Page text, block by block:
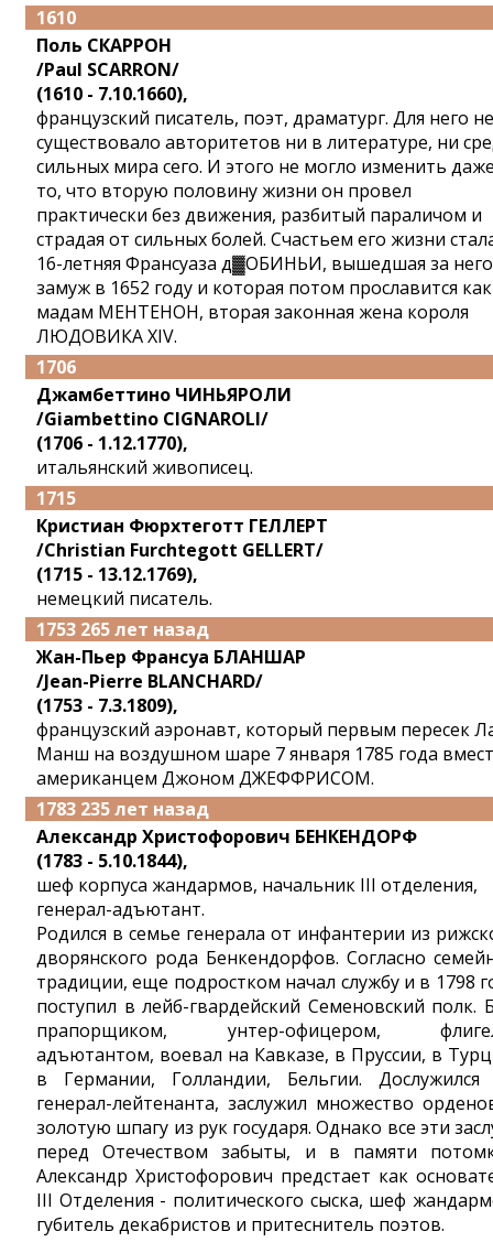
1610
Поль СКАРРОН
/Paul SCARRON/
(1610 - 7.10.1660),
французский писатель, поэт, драматург. Для него не
существовало авторитетов ни в литературе, ни
сильных мира сего. И этого не могло изменить
то, что вторую половину жизни он провел
практически без движения, разбитый параличом и
страдая от сильных болей. Счастьем его жизни
16-летняя Франсуаза д▓ОБИНЬИ, вышедшая за него
замуж в 1652 году и которая потом прославится как
мадам МЕНТЕНОН, вторая законная жена короля
ЛЮДОВИКА XIV.
1706
Джамбеттино ЧИНЬЯРОЛИ
/Giambettino CIGNAROLI/
(1706 - 1.12.1770),
итальянский живописец.
1715
Кристиан Фюрхтеготт ГЕЛЛЕРТ
/Christian Furchtegott GELLERT/
(1715 - 13.12.1769),
немецкий писатель.
1753 265 лет назад
Жан-Пьер Франсуа БЛАНШАР
/Jean-Pierre BLANCHARD/
(1753 - 7.3.1809),
французский аэронавт, который первым пересек
Манш на воздушном шаре 7 января 1785 года
американцем Джоном ДЖЕФФРИСОМ.
1783 235 лет назад
Александр Христофорович БЕНКЕНДОРФ
(1783 - 5.10.1844),
шеф корпуса жандармов, начальник III отделения,
генерал-адъютант.
Родился в семье генерала от инфантерии из
дворянского рода Бенкендорфов. Согласно
традиции, еще подростком начал службу и в 1798
поступил в лейб-гвардейский Семеновский полк.
прапорщиком, унтер-офицером,
адъютантом, воевал на Кавказе, в Пруссии, в
в Германии, Голландии, Бельгии.
генерал-лейтенанта, заслужил множество
золотую шпагу из рук государя. Однако все эти
перед Отечеством забыты, и в памяти
Александр Христофорович предстает как
III Отделения - политического сыска, шеф
губитель декабристов и притеснитель поэтов.